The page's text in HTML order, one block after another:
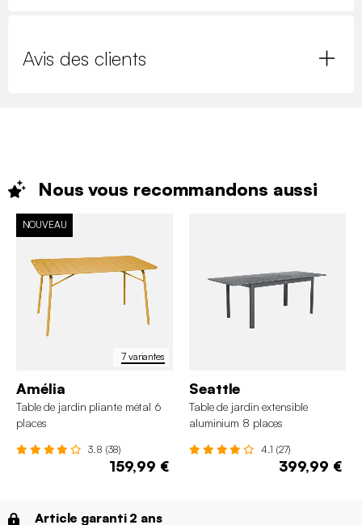
Avis des clients
Nous vous recommandons aussi
7 variantes
NOUVEAU
Amélia
Table de jardin pliante métal 6
places
3.8 (38)
159,99 €
Seattle
Table de jardin extensible
aluminium 8 places
4.1 (27)
399,99 €
Article garanti 2 ans